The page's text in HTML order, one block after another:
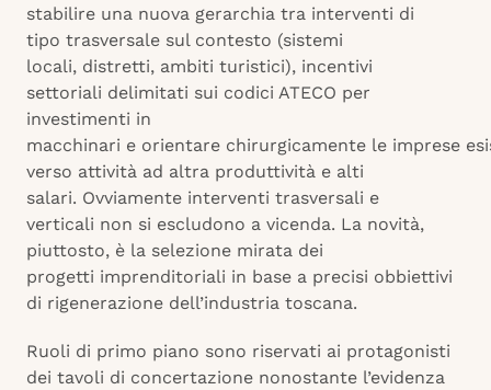
stabilire una nuova gerarchia tra interventi di
tipo trasversale sul contesto (sistemi
locali, distretti, ambiti turistici), incentivi
settoriali delimitati sui codici ATECO per
investimenti in
macchinari e orientare chirurgicamente le imprese
verso attività ad altra produttività e alti
salari. Ovviamente interventi trasversali e
verticali non si escludono a vicenda. La novità,
piuttosto, è la selezione mirata dei
progetti imprenditoriali in base a precisi obbiettivi
di rigenerazione dell’industria toscana.
Ruoli di primo piano sono riservati ai protagonisti
dei tavoli di concertazione nonostante l’evidenza